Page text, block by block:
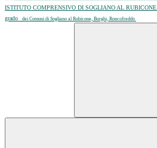
ISTITUTO COMPRENSIVO DI SOGLIANO AL RUBICONE
grado
dei Comuni di Sogliano al Rubicone, Borghi, Roncofreddo